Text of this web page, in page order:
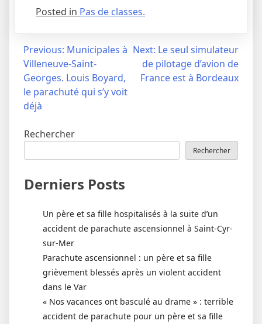
Posted in Pas de classes.
Navigation
l’article
Previous: Municipales à
Villeneuve-Saint-
Georges. Louis Boyard,
le parachuté qui s’y voit
déjà
Next: Le seul simulateur
de pilotage d’avion de
France est à Bordeaux
Rechercher
Rechercher
Derniers Posts
Un père et sa fille hospitalisés à la suite d’un
accident de parachute ascensionnel à Saint-Cyr-
sur-Mer
Parachute ascensionnel : un père et sa fille
grièvement blessés après un violent accident
dans le Var
« Nos vacances ont basculé au drame » : terrible
accident de parachute pour un père et sa fille